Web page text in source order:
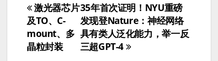
文
章
导
35年首次证明！NYU重磅
发现登Nature：神经网络
具有类人泛化能力，举一反
三超GPT-4
激光器芯片
及TO、C-
mount、多
晶粒封装